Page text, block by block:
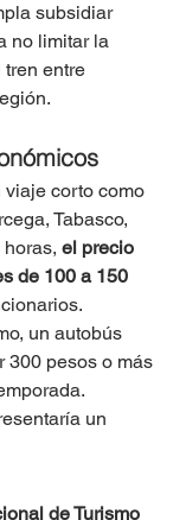
subsidiar
no limitar la
entre
viaje corto como
Tabasco,
el precio
de 100 a 150
un autobús
300 pesos o más
un
de Turismo